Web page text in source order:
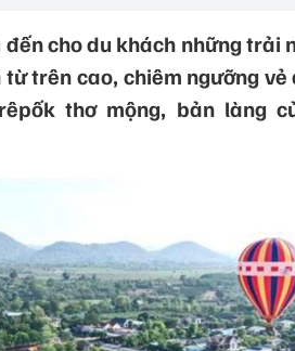
đến cho du khách những trải
trên cao, chiêm ngưỡng
thơ mộng, bản làng